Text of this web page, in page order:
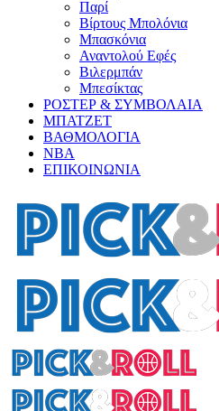
Παρί
Βίρτους Μπολόνια
Μπασκόνια
Αναντολού Εφές
Βιλερμπάν
Μπεσίκτας
ΡΟΣΤΕΡ & ΣΥΜΒΟΛΑΙΑ
ΜΠΑΤΖΕΤ
ΒΑΘΜΟΛΟΓΙΑ
ΝΒΑ
ΕΠΙΚΟΙΝΩΝΙΑ